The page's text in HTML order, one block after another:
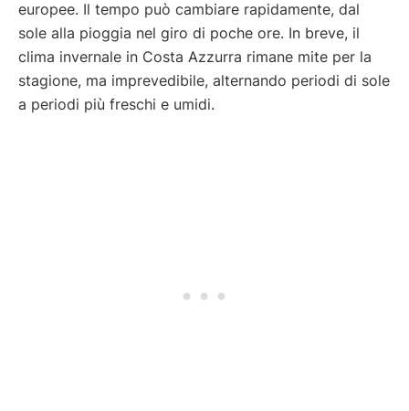
europee. Il tempo può cambiare rapidamente, dal
sole alla pioggia nel giro di poche ore. In breve, il
clima invernale in Costa Azzurra rimane mite per la
stagione, ma imprevedibile, alternando periodi di sole
a periodi più freschi e umidi.